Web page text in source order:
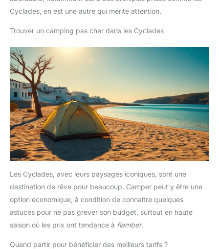
Cyclades, en est une autre qui mérite attention.
Trouver un camping pas cher dans les Cyclades
Les Cyclades, avec leurs paysages iconiques, sont une
destination de rêve pour beaucoup. Camper peut y être une
option économique, à condition de connaître quelques
astuces pour ne pas grever son budget, surtout en haute
saison où les prix ont tendance à flamber.
Quand partir pour bénéficier des meilleurs tarifs ?